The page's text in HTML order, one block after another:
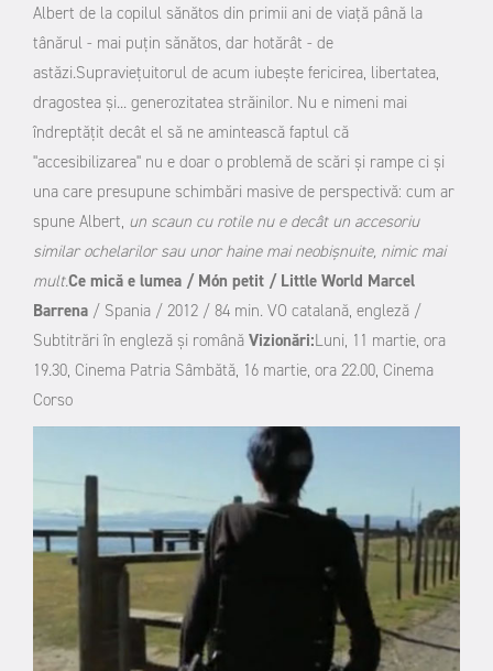
Albert de la copilul sănătos din primii ani de viaţă până la
tânărul - mai puţin sănătos, dar hotărât - de
astăzi.Supraviețuitorul de acum iubește fericirea, libertatea,
dragostea și... generozitatea străinilor. Nu e nimeni mai
îndreptățit decât el să ne amintească faptul că
"accesibilizarea" nu e doar o problemă de scări și rampe ci şi
una care presupune schimbări masive de perspectivă: cum ar
spune Albert, un scaun cu rotile nu e decât un accesoriu
similar ochelarilor sau unor haine mai neobişnuite, nimic mai
mult.Ce mică e lumea / Món petit / Little World Marcel
Barrena / Spania / 2012 / 84 min. VO catalană, engleză /
Subtitrări în engleză și română Vizionări:Luni, 11 martie, ora
19.30, Cinema Patria Sâmbătă, 16 martie, ora 22.00, Cinema
Corso